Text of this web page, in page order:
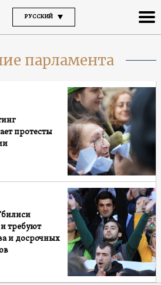
РУССКИЙ
парламента
протесты
требуют
и досрочных